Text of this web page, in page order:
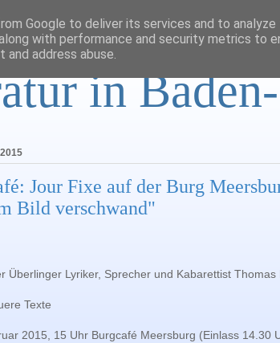
in
Jour Fixe auf der Burg
Bild verschwand"
Überlinger Lyriker, Sprecher und Kabarettist Thomas
Texte
2015, 15 Uhr Burgcafé Meersburg (Einlass 14.30
Google to deliver its services and to
with performance and security metrics to
address abuse.